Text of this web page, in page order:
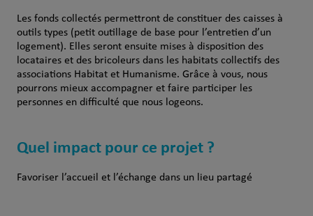
Les fonds collectés permettront de constituer des caisses à
outils types (petit outillage de base pour l’entretien d’un
logement). Elles seront ensuite mises à disposition des
locataires et des bricoleurs dans les habitats collectifs des
associations Habitat et Humanisme. Grâce à vous, nous
pourrons mieux accompagner et faire participer les
personnes en difficulté que nous logeons.
Quel impact pour ce projet ?
Favoriser l’accueil et l’échange dans un lieu partagé